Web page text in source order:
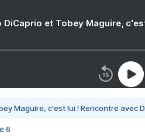
DiCaprio et Tobey Maguire,
Maguire, c'est lui ! Rencontre avec
6